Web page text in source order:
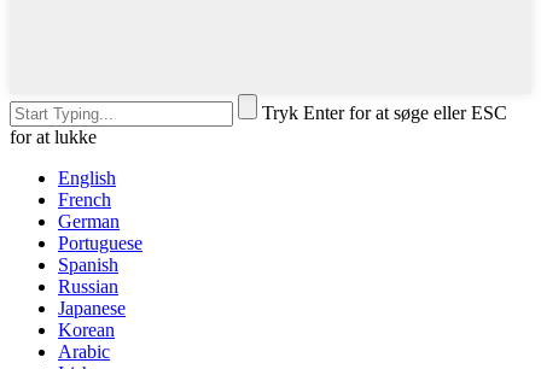
Tryk Enter for at søge eller ESC
for at lukke
English
French
German
Portuguese
Spanish
Russian
Japanese
Korean
Arabic